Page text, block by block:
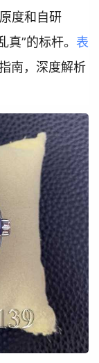
度和自研
”的标杆。 表
南，深度解析